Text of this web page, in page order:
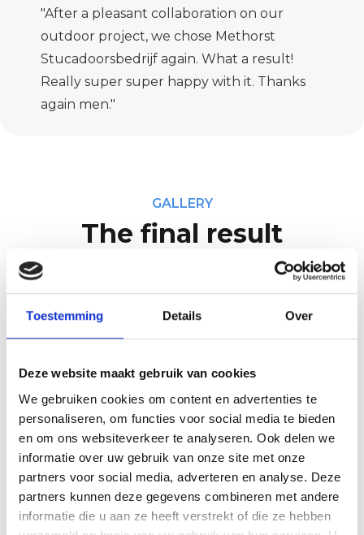
Toestemming Details Over
Deze website maakt gebruik van cookies
We gebruiken cookies om content en advertenties te
personaliseren, om functies voor social media te bieden
en om ons websiteverkeer te analyseren. Ook delen we
informatie over uw gebruik van onze site met onze
partners voor social media, adverteren en analyse. Deze
partners kunnen deze gegevens combineren met andere
informatie die u aan ze heeft verstrekt of die ze hebben
"After a pleasant collaboration on our
outdoor project, we chose Methorst
Stucadoorsbedrijf again. What a result!
Really super super happy with it. Thanks
again men."
GALLERY
The final result